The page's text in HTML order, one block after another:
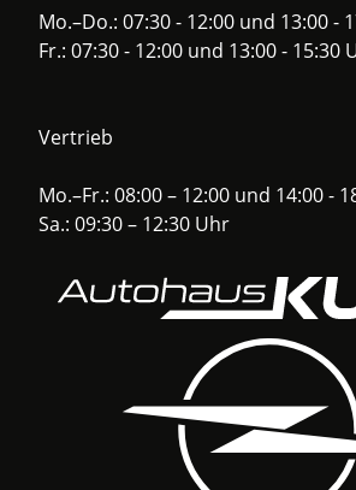
Mo.–Do.: 07:30 - 12:00 und 13:00 -
Fr.: 07:30 - 12:00 und 13:00 - 15:30
Vertrieb
Mo.–Fr.: 08:00 – 12:00 und 14:00 -
Sa.: 09:30 – 12:30 Uhr